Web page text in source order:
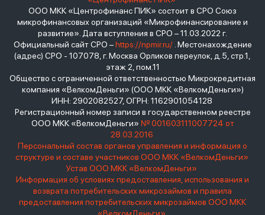
ООО МКК «Центрофинанс ПИК» состоит в СРО Союз
микрофинансовых организаций «Микрофинансирование и
развитие». Дата вступления в СРО – 11.03.2022 г.
Официальный сайт СРО –https://npmir.ru/. Местонахождение
(адрес) СРО - 107078, г. Москва Орликов переулок, д.5, стр.1,
этаж 2, пом.11
Общество с ограниченной ответственностью Микрокредитная
компания «ВелкомДеньги» (ООО МКК «ВелкомДеньги»)
ИНН: 2902082527, ОГРН: 1162901054128
Регистрационный номер записи в государственном реестре
ООО МКК «ВелкомДеньги» № 001603111007724 от
28.03.2016
Персональный состав органов управления и информация о
структуре и составе участников ООО МКК «ВелкомДеньги»
Устав ООО МКК «ВелкомДеньги»
Информация об условиях предоставления, использования и
возврата потребительских микрозаймов и правила
предоставления потребительских микрозаймов ООО МКК